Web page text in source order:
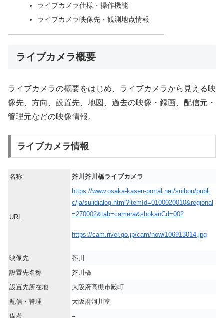
ライブカメラ仕様・操作機能
ライブカメラ映像先・観測地点情報
ライブカメラ概要
ライブカメラの概要をはじめ、ライブカメラから見える映
像先、方向、設置先、地図、過去の映像・録画、配信元・
管理元などの映像情報。
ライブカメラ情報
名称 芥川芥川橋ライブカメラ
URL
https://www.osaka-kasen-portal.net/suibou/publi
c/ja/suiidialog.html?itemId=0100020010&regional
=270002&tab=camera&shokanCd=002
https://cam.river.go.jp/cam/now/106913014.jpg
映像先
芥川
設置先名称
芥川橋
設置先所在地
大阪府高槻市殿町
配信・管理
大阪府河川室
備考
–